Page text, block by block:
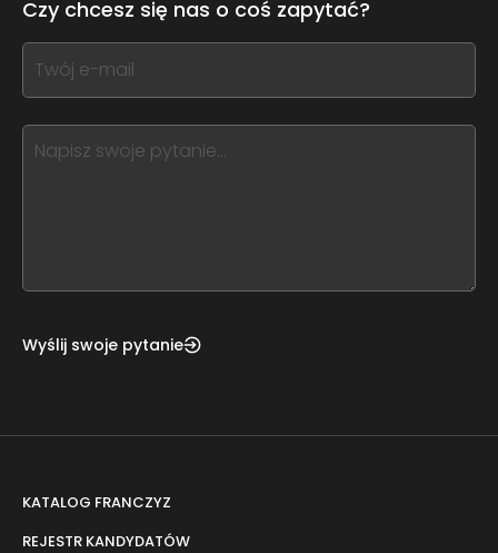
this
form
field
blank
Czy chcesz się nas o coś zapytać?
If
you
this,
leave
Wyślij swoje pytanie
KATALOG FRANCZYZ
REJESTR KANDYDATÓW